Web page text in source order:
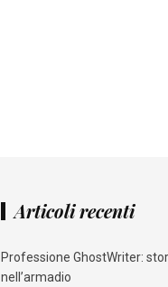
Articoli recenti
Professione GhostWriter:
nell’armadio